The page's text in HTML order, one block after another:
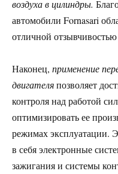
воздуха в цилиндры.
автомобили Fornasari
отличной отзывчивостью
Наконец, применение
двигателяпозволяет
контроля над работой
оптимизировать ее
режимах эксплуатации.
в себя электронные
зажигания и системы